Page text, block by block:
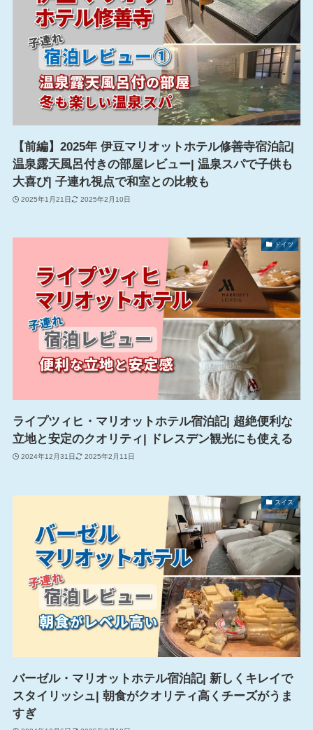
【前編】2025年 伊豆マリオットホテル修善寺宿泊記|
温泉露天風呂付きの部屋レビュー| 温泉スパで子供も
大喜び| 子連れ視点で和室との比較も
2025年1月21日 2025年2月10日
ドイツ
ライプツィヒ・マリオットホテル宿泊記| 超絶便利な
立地と安定のクオリティ| ドレスデン観光にも使える
2024年12月31日 2025年2月11日
スイス
バーゼル・マリオットホテル宿泊記| 新しくキレイで
スタイリッシュ| 朝食がクオリティ高くチーズがうま
すぎ